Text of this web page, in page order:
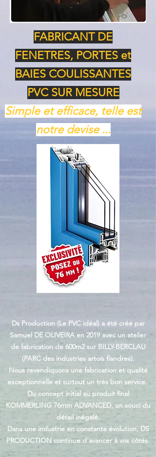
FABRICANT DE
FENETRES, PORTES et
BAIES COULISSANTES
PVC SUR MESURE
Simple et efficace, telle est
notre devise ...
Ds Production (Le PVC idéal) a été créé par
Samuel DE OLIVEIRA en 2019 avec un atelier
de fabrication de 600m2 sur BILLY-BERCLAU
(PARC des industries artois flandres).
Nous revendiquons une fabrication et qualité
exceptionnelle et surtout un très bon service.
Du concept initial au produit final
KOMMERLING 76mm ADVANCED, un souci du
détail inégalé.
Dans une industrie en constante évolution, DS
PRODUCTION continue d'avancer à vos côtés.